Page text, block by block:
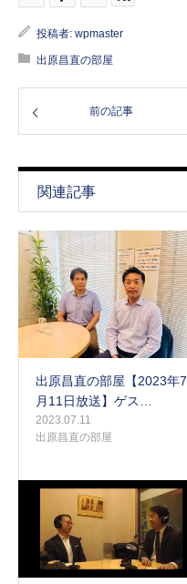
投稿者: wpmaster
出原昌直の部屋
前の記事
関連記事
出原昌直の部屋【2023年7
月11日放送】ゲス…
2023.07.11
出原昌直の部屋